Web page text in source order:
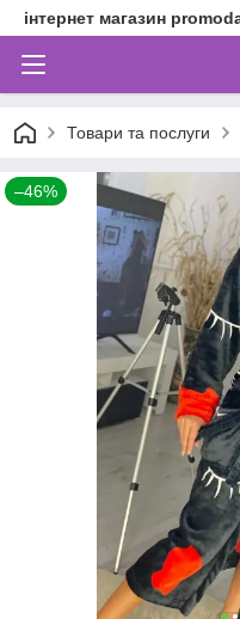
інтернет магазин
Товари та послуги
–46%